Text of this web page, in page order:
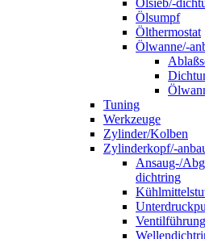
Ölsieb/-
Ölsumpf
Ölthermostat
Ölwanne/-
Tuning
Werkzeuge
Zylinder/Kolben
Zylinderkopf/-
Ansaug-/
dichtring